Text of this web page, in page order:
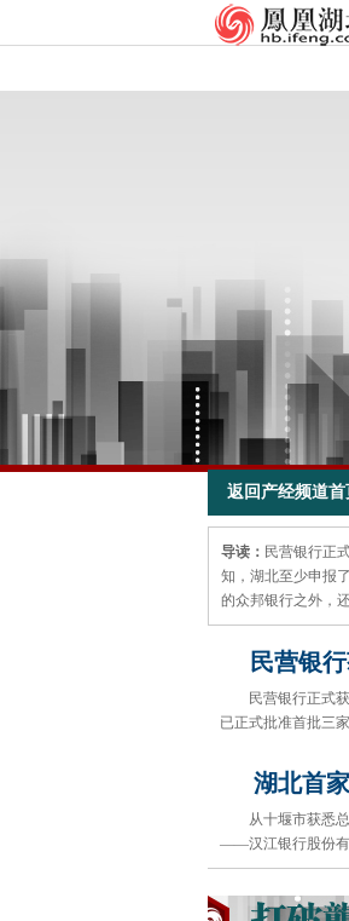
返回产经频道首
导读： 民营银行正
知，湖北至少申报
的众邦银行之外，
民营银
民营银行正式
已正式批准首批三
湖北首
从十堰市获悉
——汉江银行股份有